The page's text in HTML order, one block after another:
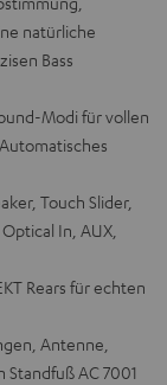
natürliche
Bass
Modi für vollen
Touch Slider,
In, AUX,
Rears für echten
Antenne,
AC 7001